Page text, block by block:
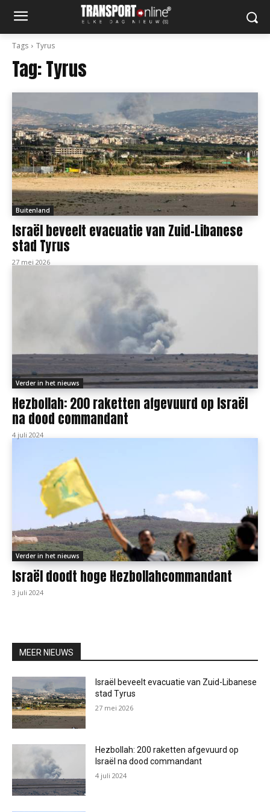
Tags Tyrus
Tag:Tyrus
Buitenland
Israël beveelt evacuatie van Zuid-Libanese
stad Tyrus
27 mei 2026
Verder in het nieuws
Hezbollah: 200 raketten afgevuurd op Israël
na dood commandant
4 juli 2024
Verder in het nieuws
Israël doodt hoge Hezbollahcommandant
3 juli 2024
MEER NIEUWS
Israël beveelt evacuatie van Zuid-Libanese
stad Tyrus
27 mei 2026
Hezbollah: 200 raketten afgevuurd op
Israël na dood commandant
4 juli 2024